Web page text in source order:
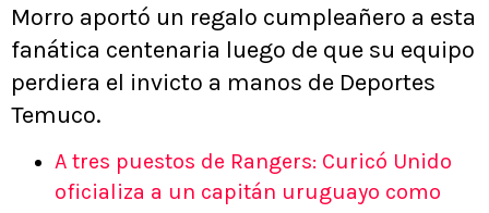
Morro aportó un regalo cumpleañero a esta
fanática centenaria luego de que su equipo
perdiera el invicto a manos de Deportes
Temuco.
A tres puestos de Rangers: Curicó Unido
oficializa a un capitán uruguayo como